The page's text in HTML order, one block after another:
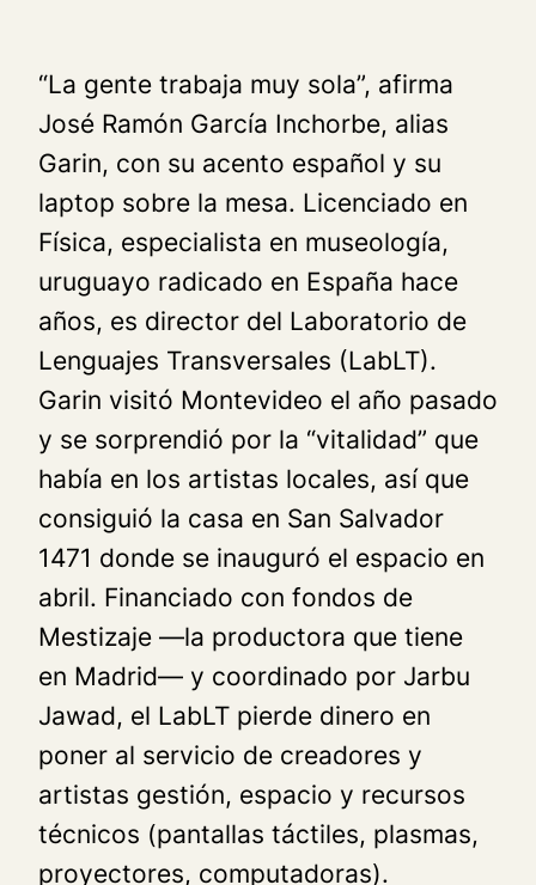
“La gente trabaja muy sola”, afirma
José Ramón García Inchorbe, alias
Garin, con su acento español y su
laptop sobre la mesa. Licenciado en
Física, especialista en museología,
uruguayo radicado en España hace
años, es director del Laboratorio de
Lenguajes Transversales (LabLT).
Garin visitó Montevideo el año pasado
y se sorprendió por la “vitalidad” que
había en los artistas locales, así que
consiguió la casa en San Salvador
1471 donde se inauguró el espacio en
abril. Financiado con fondos de
Mestizaje —la productora que tiene
en Madrid— y coordinado por Jarbu
Jawad, el LabLT pierde dinero en
poner al servicio de creadores y
artistas gestión, espacio y recursos
técnicos (pantallas táctiles, plasmas,
proyectores, computadoras).